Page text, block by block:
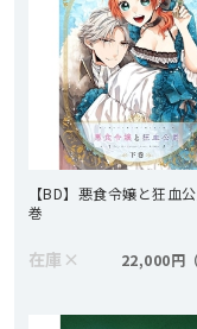
【BD】悪食令嬢と狂血
巻
在庫 × 22,000円